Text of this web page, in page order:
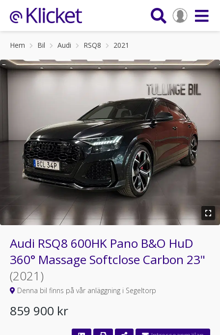
Hem Bil Audi RSQ8 2021
Audi RSQ8 600HK Pano B&O HuD
360° Massage Softclose Carbon 23"
(2021)
Denna bil finns på vår anläggning i Segeltorp
859 900 kr